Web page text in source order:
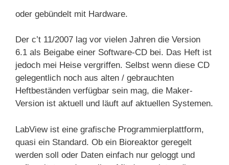
oder gebündelt mit Hardware.
Der c’t 11/2007 lag vor vielen Jahren die Version
6.1 als Beigabe einer Software-CD bei. Das Heft ist
jedoch mei Heise vergriffen. Selbst wenn diese CD
gelegentlich noch aus alten / gebrauchten
Heftbeständen verfügbar sein mag, die Maker-
Version ist aktuell und läuft auf aktuellen Systemen.
LabView ist eine grafische Programmierplattform,
quasi ein Standard. Ob ein Bioreaktor geregelt
werden soll oder Daten einfach nur geloggt und